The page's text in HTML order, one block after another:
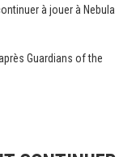
à jouer à Nebula